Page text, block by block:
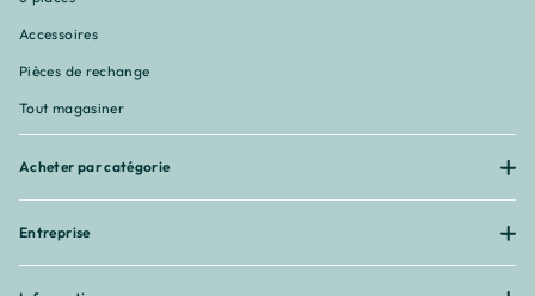
Accessoires
Pièces de rechange
Tout magasiner
Acheter par catégorie
Entreprise